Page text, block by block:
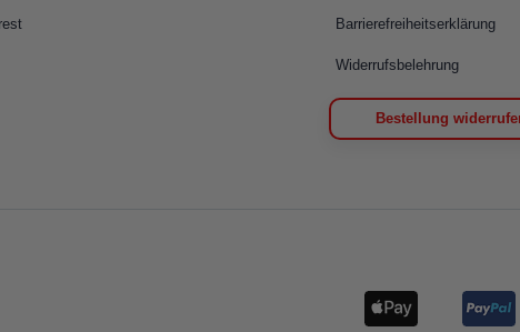
Barrierefreiheitserklärung
Widerrufsbelehrung
Bestellung